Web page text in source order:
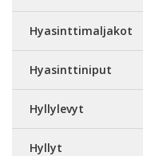
Hyasinttimaljakot
Hyasinttiniput
Hyllylevyt
Hyllyt